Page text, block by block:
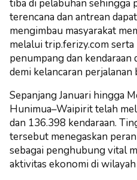
tiba di pelabuhan sehingga
terencana dan antrean
mengimbau masyarakat
melalui trip.ferizy.com serta
penumpang dan kendaraan
demi kelancaran perjalanan
Sepanjang Januari hingga
Hunimua–Waipirit telah
dan 136.398 kendaraan.
tersebut menegaskan
sebagai penghubung vital
aktivitas ekonomi di